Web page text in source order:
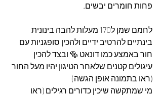
פחות חומרים יבשים.
לחמם שמן ל170 מעלות להבה בינונית
בינתיים להרטיב ידיים ולהכין סופגניות עם
חור באמצע כמו דונאט 🥯 ובצד להכין
עיגולים קטנים שלאחר הטיגון יהיו מעל החור
(ראו בתמונה אופן הגשה)
מי שמתקשה שיכין כדורים רגילים (ראו